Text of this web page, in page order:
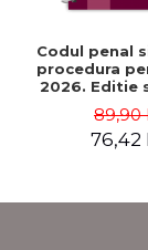
Codul penal
procedura
2026. Editie
dr. Dan
89,90
76,42